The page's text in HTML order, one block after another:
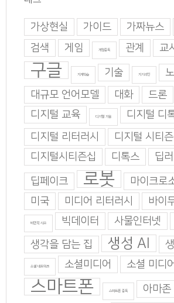
가상현실 가이드 가짜뉴스
검색
게임 게임중독 관계 교
구글 기계학습 기술 기지과인
대규모 언어모델
대화 드론
디지털 교육
디지털 기술
디지털 디
디지털 리터러시
디지털 시티
디지털시티즌십
디톡스 딥
딥페이크 로봇 마이크로
미국
미디어 리터러시 바이
비판적 사고 빅데이터 사물인터넷
생각을 담는 집
생성 AI
소셜 네트워크 소셜미디어 소셜 미디어
스마트폰 스마트폰 중독 아마존